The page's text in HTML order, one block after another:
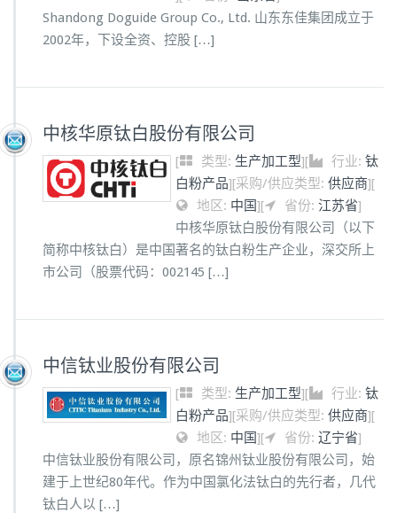
Shandong Doguide Group Co., Ltd. 山东东佳集团成立于
2002年，下设全资、控股 […]
中核华原钛白股份有限公司
[ 类型: 生产加工型][ 行业: 钛
白粉产品][采购/供应类型: 供应商][
地区: 中国][ 省份: 江苏省]
中核华原钛白股份有限公司（以下
简称中核钛白）是中国著名的钛白粉生产企业，深交所上
市公司（股票代码：002145 […]
中信钛业股份有限公司
[ 类型: 生产加工型][ 行业: 钛
白粉产品][采购/供应类型: 供应商][
地区: 中国][ 省份: 辽宁省]
中信钛业股份有限公司，原名锦州钛业股份有限公司，始
建于上世纪80年代。作为中国氯化法钛白的先行者，几代
钛白人以 […]